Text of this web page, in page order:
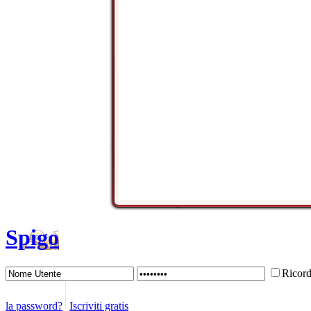
Spigo
la password? Iscriviti gratis